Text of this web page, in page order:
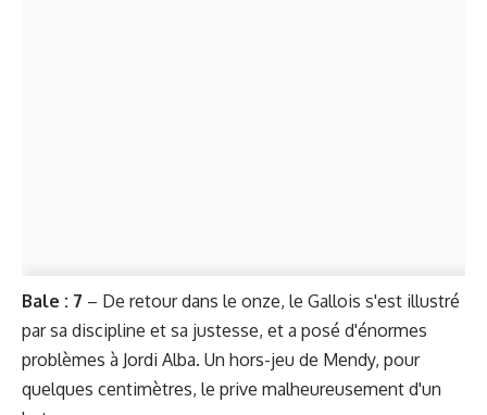
Bale : 7 – De retour dans le onze, le Gallois s'est illustré
par sa discipline et sa justesse, et a posé d'énormes
problèmes à Jordi Alba. Un hors-jeu de Mendy, pour
quelques centimètres, le prive malheureusement d'un